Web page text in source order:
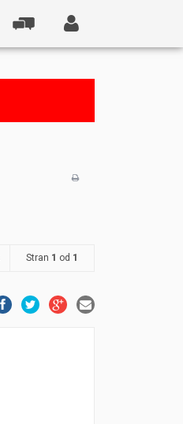
Stran 1 od 1